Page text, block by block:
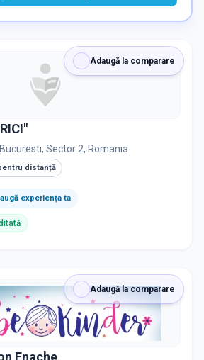
Adaugă la comparare
Sector 2, Romania
distanță
experiența ta
Adaugă la comparare
Enache